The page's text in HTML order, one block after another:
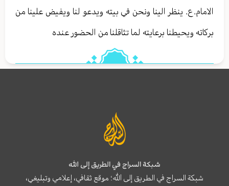
الامام.ع. ينظر الينا ونحن في بيته ويدعو لنا ويفيض علينا من
بركاته ويحيطنا برعايته لما تثاقلنا من الحضور عنده
شبكة السراج في الطريق إلى الله
شبكة السراج في الطريق إلى الله؛ موقع ثقافي، إعلامي وتبليغي،